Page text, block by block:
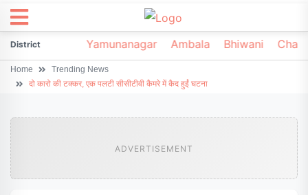
DistrictSonipat Yamunanagar Ambala Bhiwani
Home
Trending News
दो कारो की टक्कर, एक पलटी सीसीटीवी कैमरे में कैद हुईं घटना
ADVERTISEMENT